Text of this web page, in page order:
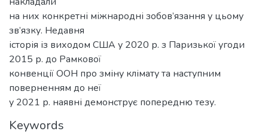
на них конкретні міжнародні зобов’язання у цьому
зв’язку. Недавня
історія із виходом США у 2020 р. з Паризької угоди
2015 р. до Рамкової
конвенції ООН про зміну клімату та наступним
поверненням до неї
у 2021 р. наявні демонструє попередню тезу.
Keywords